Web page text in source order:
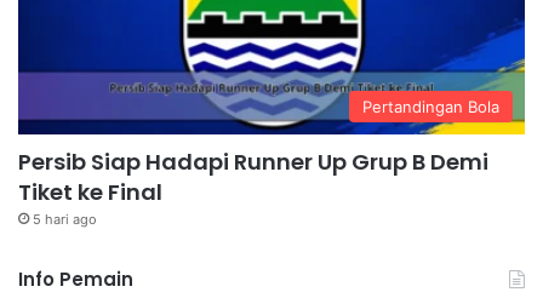
Pertandingan Bola
Persib Siap Hadapi Runner Up Grup B Demi
Tiket ke Final
5 hari ago
Info Pemain